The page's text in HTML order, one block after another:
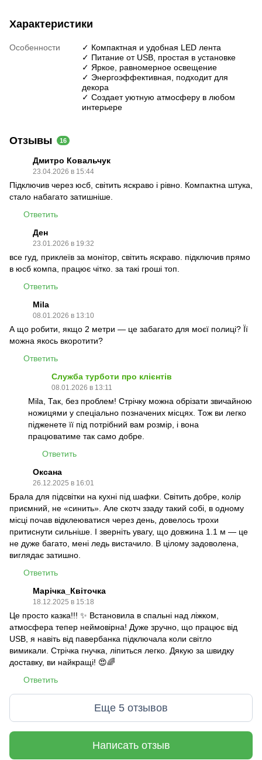
Характеристики
Особенности
✓ Компактная и удобная LED лента
✓ Питание от USB, простая в установке
✓ Яркое, равномерное освещение
✓ Энергоэффективная, подходит для
декора
✓ Создает уютную атмосферу в любом
интерьере
Отзывы 16
Дмитро Ковальчук
23.04.2026 в 15:44
Підключив через юсб, світить яскраво і рівно. Компактна штука,
стало набагато затишніше.
Ответить
Ден
23.01.2026 в 19:32
все гуд, приклеїв за монітор, світить яскраво. підключив прямо
в юсб компа, працює чітко. за такі гроші топ.
Ответить
Mila
08.01.2026 в 13:10
А що робити, якщо 2 метри — це забагато для моєї полиці? Її
можна якось вкоротити?
Ответить
Служба турботи про клієнтів
08.01.2026 в 13:11
Mila, Так, без проблем! Стрічку можна обрізати звичайною
ножицями у спеціально позначених місцях. Тож ви легко
підженете її під потрібний вам розмір, і вона
працюватиме так само добре.
Ответить
Оксана
26.12.2025 в 16:01
Брала для підсвітки на кухні під шафки. Світить добре, колір
приємний, не «синить». Але скотч ззаду такий собі, в одному
місці почав відклеюватися через день, довелось трохи
притиснути сильніше. І зверніть увагу, що довжина 1.1 м — це
не дуже багато, мені ледь вистачило. В цілому задоволена,
виглядає затишно.
Ответить
Марічка_Квіточка
18.12.2025 в 15:18
Це просто казка!!! ✨ Встановила в спальні над ліжком,
атмосфера тепер неймовірна! Дуже зручно, що працює від
USB, я навіть від павербанка підключала коли світло
вимикали. Стрічка гнучка, ліпиться легко. Дякую за швидку
доставку, ви найкращі! 😍🌈
Ответить
Еще 5 отзывов
Написать отзыв